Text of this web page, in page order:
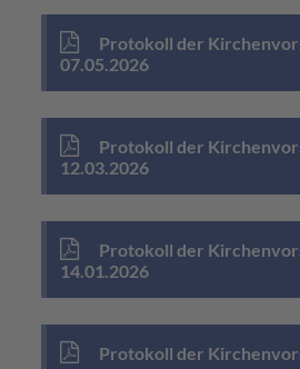
Protokoll der
07.05.2026
Protokoll der
12.03.2026
Protokoll der
14.01.2026
Protokoll der